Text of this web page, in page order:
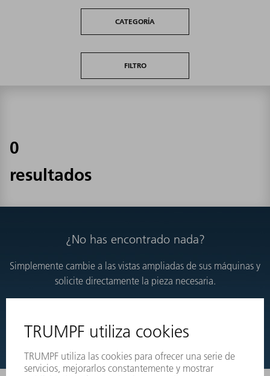
CATEGORÍA
FILTRO
0
resultados
¿No has encontrado nada?
Simplemente cambie a las vistas ampliadas de sus máquinas y
solicite directamente la pieza necesaria.
VISTAS DESARROLLADAS